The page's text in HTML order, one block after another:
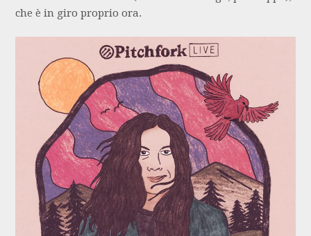
che è in giro proprio ora.